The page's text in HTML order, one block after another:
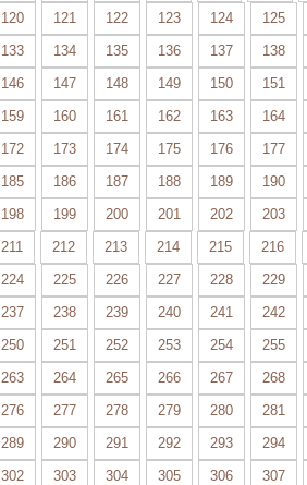
120
121 122 123 124 125
133
134 135 136 137 138
146
147 148 149 150 151
159
160 161 162 163 164
172
173 174 175 176 177
185
186 187 188 189 190
198
199 200 201 202 203
211
212 213 214 215 216
224
225 226 227 228 229
237
238 239 240 241 242
250
251 252 253 254 255
263
264 265 266 267 268
276
277 278 279 280 281
289
290 291 292 293 294
302
303 304 305 306 307